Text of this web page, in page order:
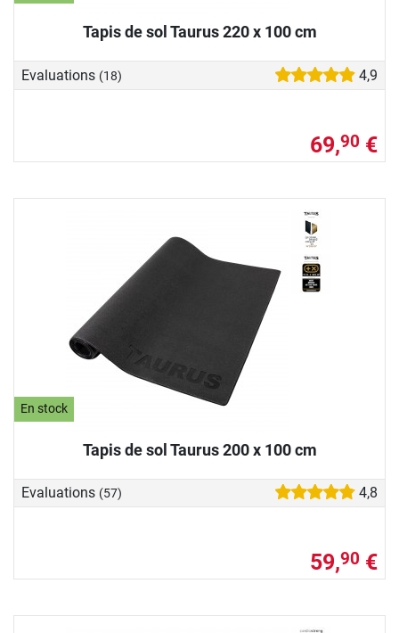
Tapis de sol Taurus 220 x 100 cm
Evaluations (18) 4,9
69,90 €
En stock
Tapis de sol Taurus 200 x 100 cm
Evaluations (57) 4,8
59,90 €